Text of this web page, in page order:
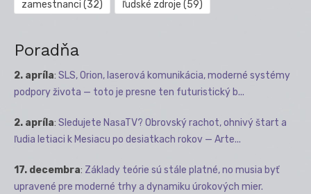
zamestnanci (32) ľudské zdroje (59)
Poradňa
2. apríla: SLS, Orion, laserová komunikácia, moderné systémy
podpory života — toto je presne ten futuristický b...
2. apríla: Sledujete NasaTV? Obrovský rachot, ohnivý štart a
ľudia letiaci k Mesiacu po desiatkach rokov — Arte...
17. decembra: Základy teórie sú stále platné, no musia byť
upravené pre moderné trhy a dynamiku úrokových mier.